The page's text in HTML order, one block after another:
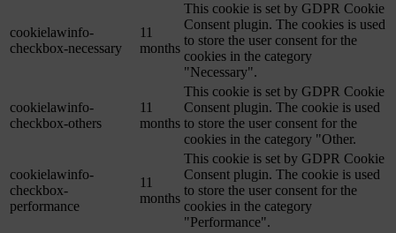
cookielawinfo-
checkbox-necessary
11
months
This cookie is set by GDPR Cookie
Consent plugin. The cookies is used
to store the user consent for the
cookies in the category
"Necessary".
cookielawinfo-
checkbox-others
11
months
This cookie is set by GDPR Cookie
Consent plugin. The cookie is used
to store the user consent for the
cookies in the category "Other.
cookielawinfo-
checkbox-
performance
11
months
This cookie is set by GDPR Cookie
Consent plugin. The cookie is used
to store the user consent for the
cookies in the category
"Performance".